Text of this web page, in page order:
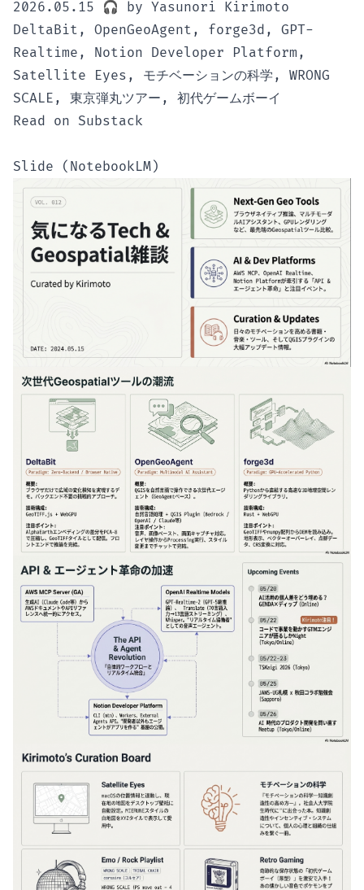
2026.05.15 🎧 by Yasunori Kirimoto
DeltaBit, OpenGeoAgent, forge3d, GPT-
Realtime, Notion Developer Platform,
Satellite Eyes, モチベーションの科学, WRONG
SCALE, 東京弾丸ツアー, 初代ゲームボーイ
Read on Substack
Slide (NotebookLM)